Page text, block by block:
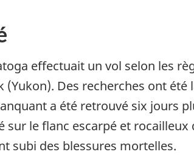
effectuait un vol selon les
(Yukon). Des recherches ont
a été retrouvé six jours
sur le flanc escarpé et
subi des blessures mortelles.